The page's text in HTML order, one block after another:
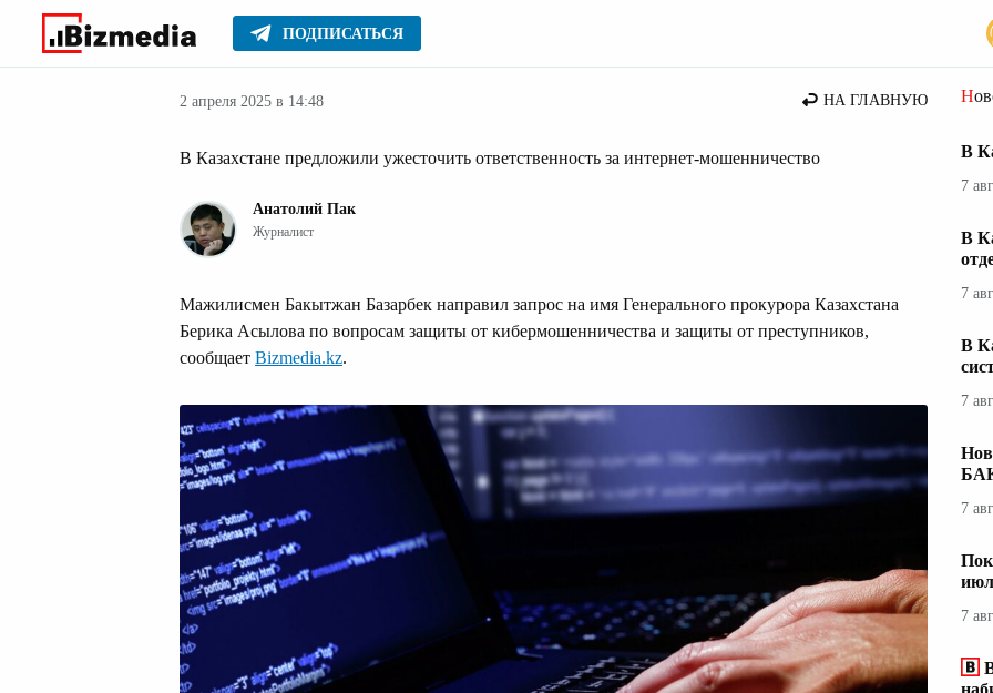
ПОДПИСАТЬСЯ
Главное Новости Новости Казахстана
2 апреля 2025 в 14:48 НА ГЛАВНУЮ
В Казахстане предложили ужесточить ответственность за интернет-мошенничество
Анатолий Пак
Журналист
Мажилисмен Бакытжан Базарбек направил запрос на имя Генерального прокурора Казахстана
Берика Асылова по вопросам защиты от кибермошенничества и защиты от преступников,
сообщает Bizmedia.kz.
В
7
В
7
В
7
7
7